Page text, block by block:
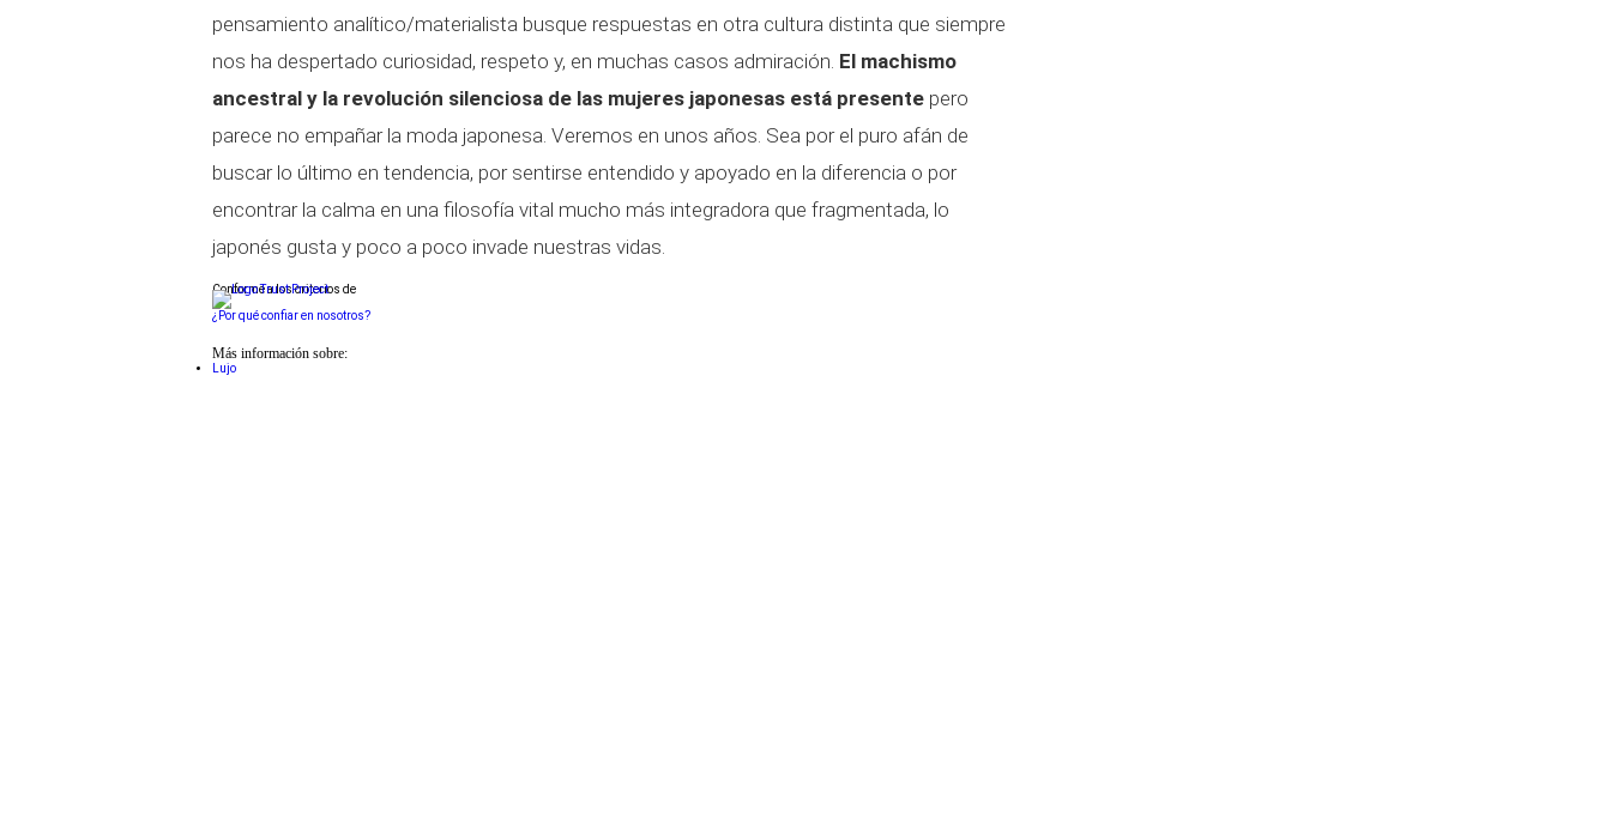
pensamiento analítico/materialista busque respuestas en otra cultura distinta que siempre
nos ha despertado curiosidad, respeto y, en muchas casos admiración. El machismo
ancestral y la revolución silenciosa de las mujeres japonesas está presente pero
parece no empañar la moda japonesa. Veremos en unos años. Sea por el puro afán de
buscar lo último en tendencia, por sentirse entendido y apoyado en la diferencia o por
encontrar la calma en una filosofía vital mucho más integradora que fragmentada, lo
japonés gusta y poco a poco invade nuestras vidas.
Conforme a los criterios de
¿Por qué confiar en nosotros?
Más información sobre:
Lujo